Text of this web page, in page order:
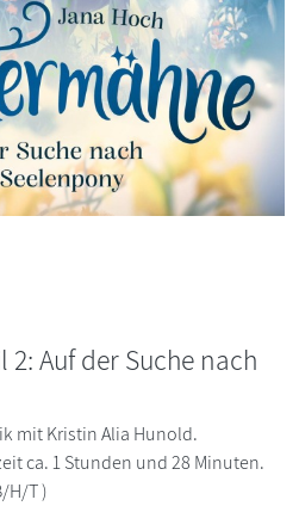
Auf der Suche nach
mit Kristin Alia Hunold.
ca. 1 Stunden und 28 Minuten.
H/T )